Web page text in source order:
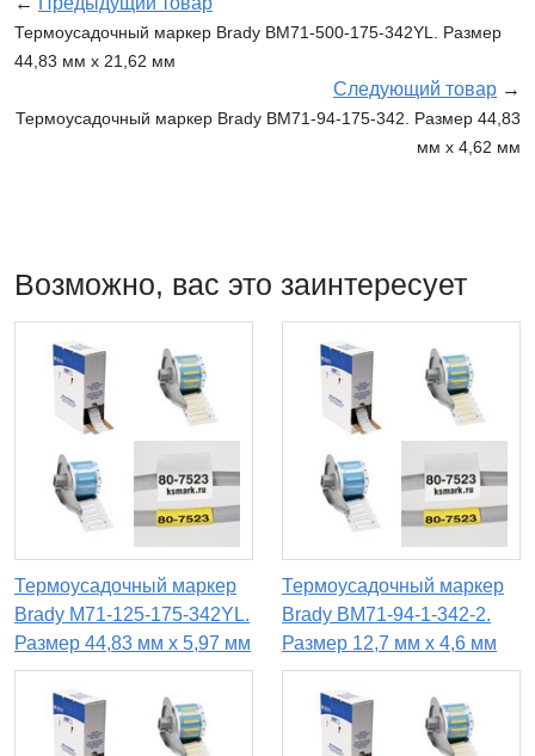
Термоусадочный маркер Brady BM71-500-175-342YL. Размер
44,83 мм х 21,62 мм
Следующий товар →
Термоусадочный маркер Brady BM71-94-175-342. Размер 44,83
мм х 4,62 мм
Возможно, вас это заинтересует
Термоусадочный маркер
Brady M71-125-175-342YL.
Размер 44,83 мм х 5,97 мм
Термоусадочный маркер
Brady BM71-94-1-342-2.
Размер 12,7 мм x 4,6 мм